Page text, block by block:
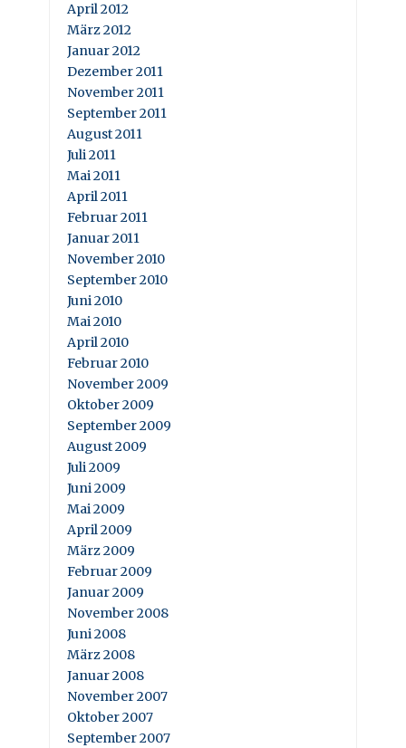
April 2012
März 2012
Januar 2012
Dezember 2011
November 2011
September 2011
August 2011
Juli 2011
Mai 2011
April 2011
Februar 2011
Januar 2011
November 2010
September 2010
Juni 2010
Mai 2010
April 2010
Februar 2010
November 2009
Oktober 2009
September 2009
August 2009
Juli 2009
Juni 2009
Mai 2009
April 2009
März 2009
Februar 2009
Januar 2009
November 2008
Juni 2008
März 2008
Januar 2008
November 2007
Oktober 2007
September 2007